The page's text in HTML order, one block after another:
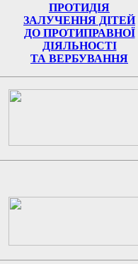
ПРОТИДІЯ
ЗАЛУЧЕННЯ ДІТЕЙ
ДО ПРОТИПРАВНОЇ
ДІЯЛЬНОСТІ
ТА ВЕРБУВАННЯ